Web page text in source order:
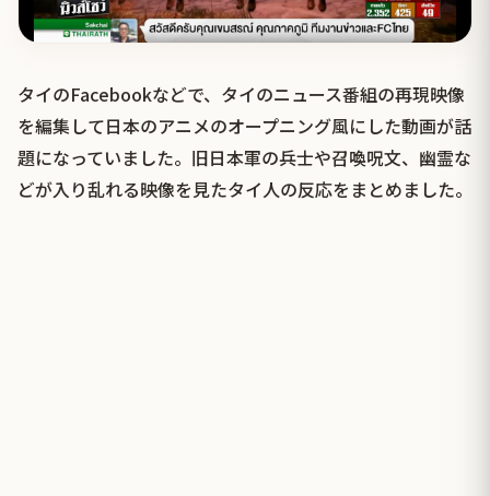
タイのFacebookなどで、タイのニュース番組の再現映像
を編集して日本のアニメのオープニング風にした動画が話
題になっていました。旧日本軍の兵士や召喚呪文、幽霊な
どが入り乱れる映像を見たタイ人の反応をまとめました。